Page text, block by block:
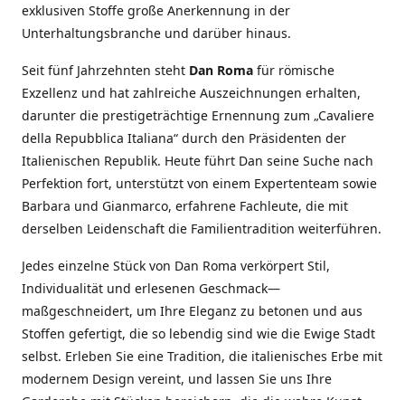
exklusiven Stoffe große Anerkennung in der
Unterhaltungsbranche und darüber hinaus.
Seit fünf Jahrzehnten steht Dan Roma für römische
Exzellenz und hat zahlreiche Auszeichnungen erhalten,
darunter die prestigeträchtige Ernennung zum „Cavaliere
della Repubblica Italiana“ durch den Präsidenten der
Italienischen Republik. Heute führt Dan seine Suche nach
Perfektion fort, unterstützt von einem Expertenteam sowie
Barbara und Gianmarco, erfahrene Fachleute, die mit
derselben Leidenschaft die Familientradition weiterführen.
Jedes einzelne Stück von Dan Roma verkörpert Stil,
Individualität und erlesenen Geschmack—
maßgeschneidert, um Ihre Eleganz zu betonen und aus
Stoffen gefertigt, die so lebendig sind wie die Ewige Stadt
selbst. Erleben Sie eine Tradition, die italienisches Erbe mit
modernem Design vereint, und lassen Sie uns Ihre